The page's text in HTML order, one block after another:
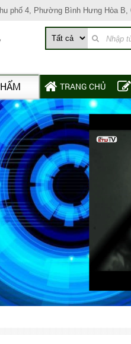
phố 4, Phường Bình Hưng Hòa B,
TRANG CHỦ